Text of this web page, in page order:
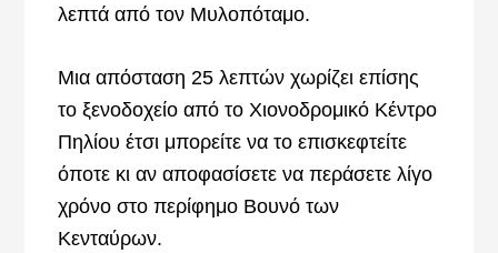
λεπτά από τον Μυλοπόταμο.
Μια απόσταση 25 λεπτών χωρίζει επίσης
το ξενοδοχείο από το Χιονοδρομικό Κέντρο
Πηλίου έτσι μπορείτε να το επισκεφτείτε
όποτε κι αν αποφασίσετε να περάσετε λίγο
χρόνο στο περίφημο Βουνό των
Κενταύρων.